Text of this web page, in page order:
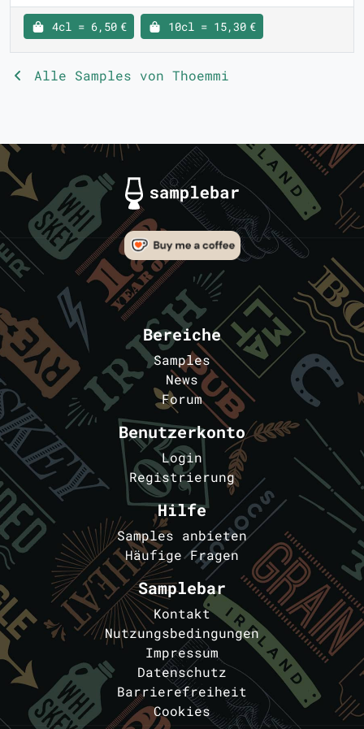
4cl = 6,50 € 10cl = 15,30 €
Alle Samples von Thoemmi
Bereiche
Samples
News
Forum
Benutzerkonto
Login
Registrierung
Hilfe
Samples anbieten
Häufige Fragen
Samplebar
Kontakt
Nutzungsbedingungen
Impressum
Datenschutz
Barrierefreiheit
Cookies